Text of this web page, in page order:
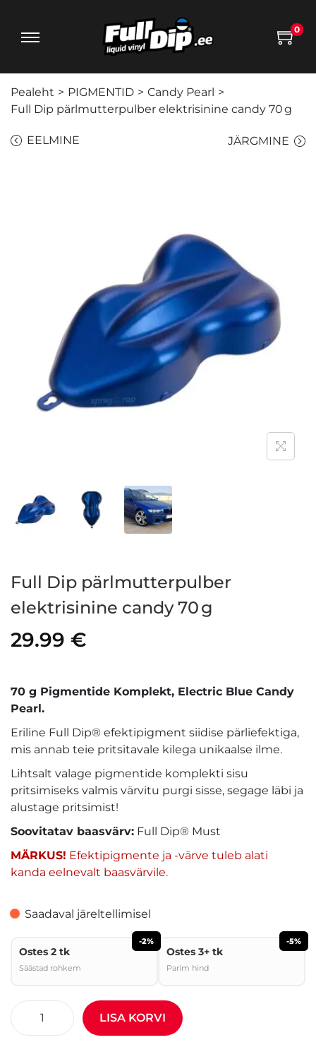
0
Pealeht > PIGMENTID > Candy Pearl >
Full Dip pärlmutterpulber elektrisinine candy 70 g
EELMINE JÄRGMINE
Full Dip pärlmutterpulber
elektrisinine candy 70 g
29.99 €
70 g Pigmentide Komplekt, Electric Blue Candy
Pearl.
Eriline Full Dip® efektipigment siidise pärliefektiga,
mis annab teie pritsitavale kilega unikaalse ilme.
Lihtsalt valage pigmentide komplekti sisu
pritsimiseks valmis värvitu purgi sisse, segage läbi ja
alustage pritsimist!
Soovitatav baasvärv: Full Dip® Must
MÄRKUS! Efektipigmente ja -värve tuleb alati
kanda eelnevalt baasvärvile.
Saadaval järeltellimisel
-2%
Ostes 2 tk
Säästad rohkem
-5%
Ostes 3+ tk
Parim hind
LISA KORVI